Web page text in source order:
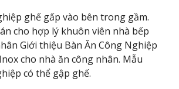
ghế gấp vào bên trong gầm.
cho hợp lý khuôn viên nhà bếp
Giới thiệu Bàn Ăn Công Nghiệp
cho nhà ăn công nhân. Mẫu
có thể gập ghế.